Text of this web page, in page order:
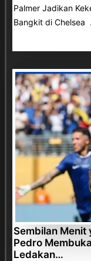
Palmer Jadikan
Bangkit di Chelsea
Sembilan Menit
Pedro
Ledakan…